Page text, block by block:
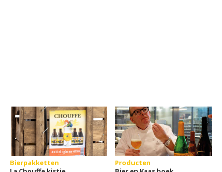
Bierpakketten
Producten